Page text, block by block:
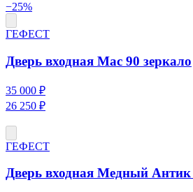
−25%
ГЕФЕСТ
Дверь входная Мас 90 зеркало
35 000 ₽
26 250 ₽
ГЕФЕСТ
Дверь входная Медный